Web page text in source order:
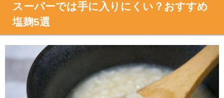
スーパーでは手に入りにくい？おすすめ
塩麹5選